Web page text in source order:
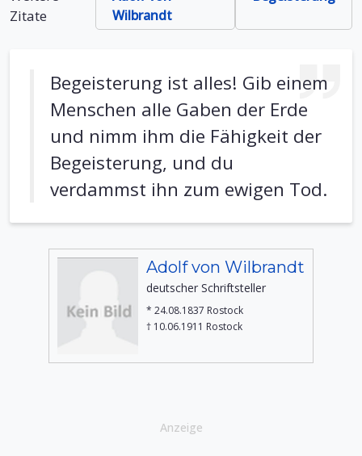
Zitate
Wilbrandt
Begeisterung ist alles! Gib einem
Menschen alle Gaben der Erde
und nimm ihm die Fähigkeit der
Begeisterung, und du
verdammst ihn zum ewigen Tod.
Adolf von Wilbrandt
deutscher Schriftsteller
* 24.08.1837 Rostock
† 10.06.1911 Rostock
Anzeige